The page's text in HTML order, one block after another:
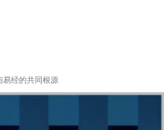
易经的共同根源